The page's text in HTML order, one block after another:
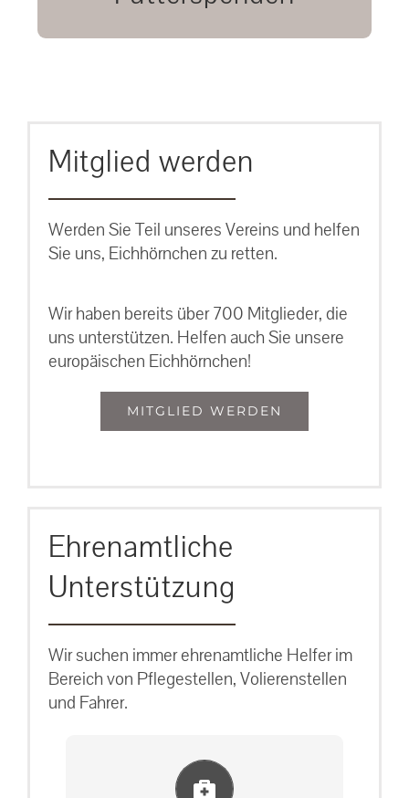
unsere Eichhörnchen.
Mitglied werden
Werden Sie Teil unseres Vereins und helfen
Sie uns, Eichhörnchen zu retten.
Wir haben bereits über 700 Mitglieder, die
uns unterstützen. Helfen auch Sie unsere
europäischen Eichhörnchen!
MITGLIED WERDEN
Ehrenamtliche
Unterstützung
Wir suchen immer ehrenamtliche Helfer im
Bereich von Pflegestellen, Volierenstellen
und Fahrer.
Einlernung und Infos